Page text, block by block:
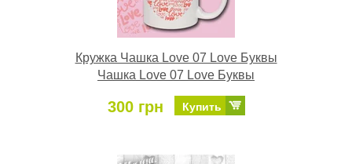
Кружка Чашка Love 07 Love Буквы
Чашка Love 07 Love Буквы
300 грн Купить